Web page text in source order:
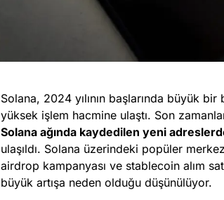
Solana, 2024 yılının başlarında büyük
yüksek işlem hacmine ulaştı. Son
Solana ağında kaydedilen yeni
ulaşıldı. Solana üzerindeki popüler
airdrop kampanyası ve stablecoin alım
büyük artışa neden olduğu düşünülüyor.